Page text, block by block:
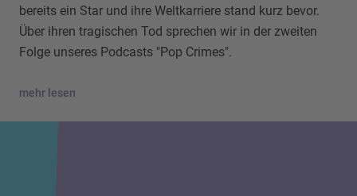
bereits ein Star und ihre Weltkarriere stand kurz bevor.
Über ihren tragischen Tod sprechen wir in der zweiten
Folge unseres Podcasts "Pop Crimes".
mehr lesen